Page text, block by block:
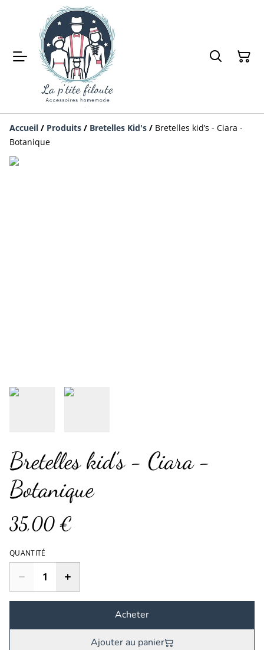
Accueil / Produits / Bretelles Kid's / Bretelles kid’s - Ciara -
Botanique
Bretelles kid’s - Ciara -
Botanique
35,00 €
QUANTITÉ
Acheter
Ajouter au panier